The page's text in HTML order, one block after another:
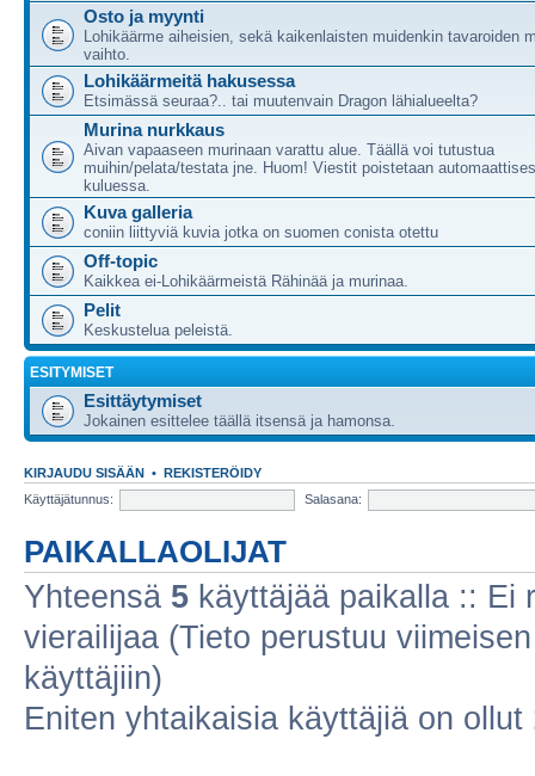
Osto ja myynti
Lohikäärme aiheisien, sekä kaikenlaisten muidenkin tavaroiden
vaihto.
Lohikäärmeitä hakusessa
Etsimässä seuraa?.. tai muutenvain Dragon lähialueelta?
Murina nurkkaus
Aivan vapaaseen murinaan varattu alue. Täällä voi tutustua
muihin/pelata/testata jne. Huom! Viestit poistetaan
kuluessa.
Kuva galleria
coniin liittyviä kuvia jotka on suomen conista otettu
Off-topic
Kaikkea ei-Lohikäärmeistä Rähinää ja murinaa.
Pelit
Keskustelua peleistä.
ESITYMISET
Esittäytymiset
Jokainen esittelee täällä itsensä ja hamonsa.
KIRJAUDU SISÄÄN • REKISTERÖIDY
Käyttäjätunnus:
Salasana:
PAIKALLAOLIJAT
Yhteensä 5 käyttäjää paikalla :: Ei
vierailijaa (Tieto perustuu
käyttäjiin)
Eniten yhtaikaisia käyttäjiä on ollut